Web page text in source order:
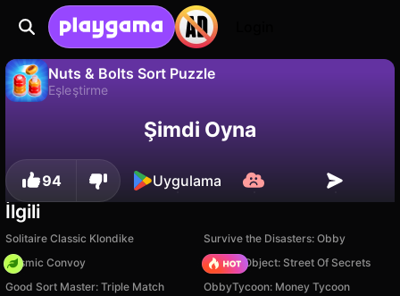
Nuts & Bolts Sort Puzzle
Eşleştirme
İlerlemeyi kaydet! Hayır
Şimdi Oyna
94 Uygulama
İlgili
Solitaire Classic Klondike
Survive the Disasters: Obby
Cosmic Convoy
Hidden Object: Street Of Secrets
Good Sort Master: Triple Match
ObbyTycoon: Money Tycoon